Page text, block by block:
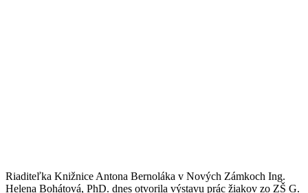
Riaditeľka Knižnice Antona Bernoláka v Nových Zámkoch Ing.
Helena Bohátová, PhD. dnes otvorila výstavu prác žiakov zo ZŠ G.